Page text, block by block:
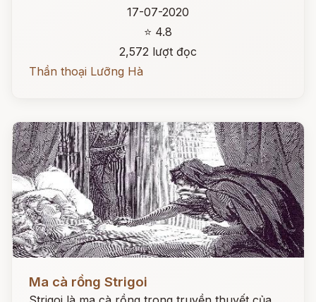
17-07-2020
⭐ 4.8
2,572 lượt đọc
Thần thoại Lưỡng Hà
Ma cà rồng Strigoi